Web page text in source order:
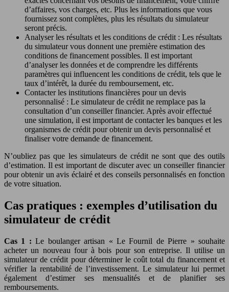
d’affaires, vos charges, etc. Plus les informations que vous
fournissez sont complètes, plus les résultats du simulateur
seront précis.
Analyser les résultats et les conditions de crédit : Les résultats
du simulateur vous donnent une première estimation des
conditions de financement possibles. Il est important
d’analyser les données et de comprendre les différents
paramètres qui influencent les conditions de crédit, tels que le
taux d’intérêt, la durée du remboursement, etc.
Contacter les institutions financières pour un devis
personnalisé : Le simulateur de crédit ne remplace pas la
consultation d’un conseiller financier. Après avoir effectué
une simulation, il est important de contacter les banques et les
organismes de crédit pour obtenir un devis personnalisé et
finaliser votre demande de financement.
N’oubliez pas que les simulateurs de crédit ne sont que des outils
d’estimation. Il est important de discuter avec un conseiller financier
pour obtenir un avis éclairé et des conseils personnalisés en fonction
de votre situation.
Cas pratiques : exemples d’utilisation du
simulateur de crédit
Cas 1 :Le boulanger artisan « Le Fournil de Pierre » souhaite
acheter un nouveau four à bois pour son entreprise. Il utilise un
simulateur de crédit pour déterminer le coût total du financement et
vérifier la rentabilité de l’investissement. Le simulateur lui permet
également d’estimer ses mensualités et de planifier ses
remboursements.